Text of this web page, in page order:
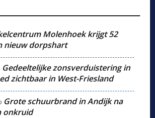
Molenhoek krijgt 52
nieuw dorpshart
Gedeeltelijke zonsverduistering in
zichtbaar in West-Friesland
Grote schuurbrand in Andijk na
onkruid